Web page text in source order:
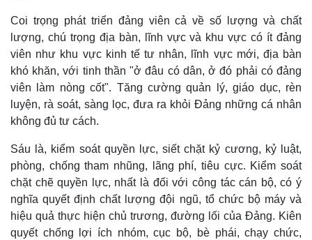
Pháp luật
Vụ án
Tin nóng
Tư vấn luật
Quân sự - Quốc phòng
Phân tích
Coi trọng phát triển đảng viên cả về số lượng và chất
lượng, chú trọng địa bàn, lĩnh vực và khu vực có ít đảng
viên như khu vực kinh tế tư nhân, lĩnh vực mới, địa bàn
khó khăn, với tinh thần "ở đâu có dân, ở đó phải có đảng
viên làm nòng cốt". Tăng cường quản lý, giáo dục, rèn
luyện, rà soát, sàng lọc, đưa ra khỏi Đảng những cá nhân
không đủ tư cách.
Sáu là, kiểm soát quyền lực, siết chặt kỷ cương, kỷ luật,
phòng, chống tham nhũng, lãng phí, tiêu cực. Kiểm soát
chặt chẽ quyền lực, nhất là đối với công tác cán bộ, có ý
nghĩa quyết định chất lượng đội ngũ, tổ chức bộ máy và
hiệu quả thực hiện chủ trương, đường lối của Đảng. Kiên
quyết chống lợi ích nhóm, cục bộ, bè phái, chạy chức,